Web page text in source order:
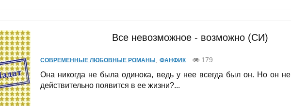
Все невозможное - возможно (СИ)
СОВРЕМЕННЫЕ ЛЮБОВНЫЕ РОМАНЫ , ФАНФИК 179
Она никогда не была одинока, ведь у нее всегда был он. Но он
действительно появится в ее жизни?...